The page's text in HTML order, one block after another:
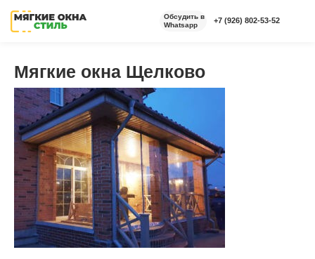
Обсудить в
Whatsapp
+7 (926) 802-53-52
Мягкие окна Щелково